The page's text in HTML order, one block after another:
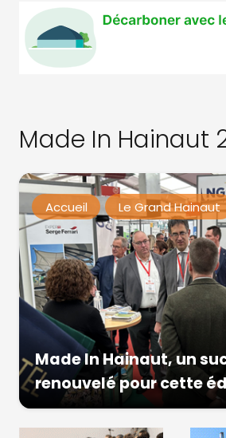
Made In Hainaut
Accueil Le Grand Hainaut
Made In Hainaut, un
renouvelé pour cette